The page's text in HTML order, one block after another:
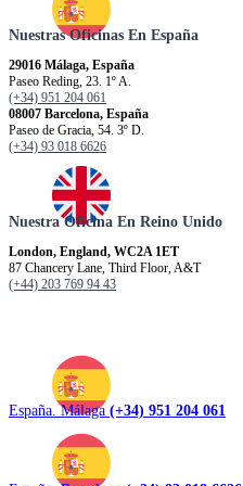
Nuestras Oficinas En España
29016 Málaga, España
Paseo Reding, 23. 1º A.
(+34) 951 204 061
08007 Barcelona, España
Paseo de Gracia, 54. 3º D.
(+34) 93 018 6626
Nuestra Oficina En Reino Unido
London, England, WC2A 1ET
87 Chancery Lane, Third Floor, A&T
(+44) 203 769 94 43
España. Málaga (+34) 951 204 061